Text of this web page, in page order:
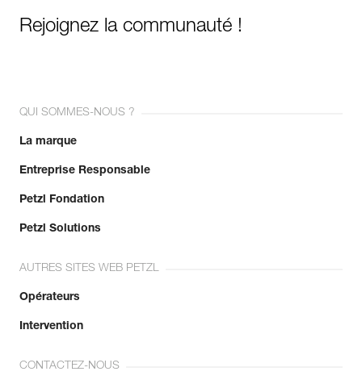
Rejoignez la communauté !
QUI SOMMES-NOUS ?
La marque
Entreprise Responsable
Petzl Fondation
Petzl Solutions
AUTRES SITES WEB PETZL
Opérateurs
Intervention
CONTACTEZ-NOUS